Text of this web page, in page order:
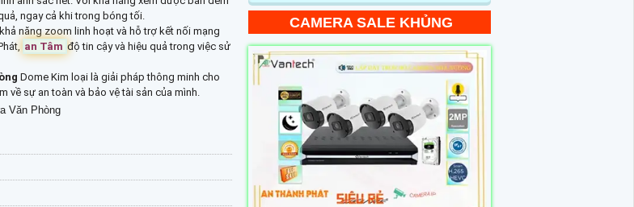
ngay cả khi trong bóng tối.
năng zoom linh hoạt và hỗ trợ kết nối mạng
an Tâm độ tin cậy và hiệu quả trong việc sử
Dome Kim loại là giải pháp thông minh cho
về sự an toàn và bảo vệ tài sản của mình.
Văn Phòng
CAMERA SALE KHỦNG